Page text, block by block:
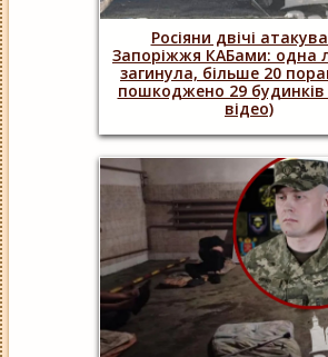
Росіяни двічі
Запоріжжя КАБами: одна
загинула, більше 20
пошкоджено 29
відео)